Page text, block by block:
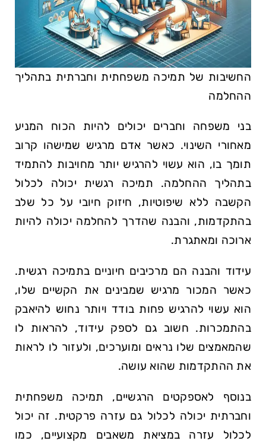
החשיבות של תמיכה משפחתית וחברתית בתהליך
ההחלמה
בני משפחה וחברים יכולים להיות הכוח המניע
מאחורי השינוי. כאשר אדם מרגיש שמישהו קרוב
תומך בו, הוא עשוי להרגיש יותר מחויבות להתמיד
בתהליך ההחלמה. תמיכה רגשית יכולה לכלול
הקשבה ללא שיפוטיות, חיזוק חיובי על כל שלב
בהתקדמות, והבנה שהדרך להחלמה יכולה להיות
ארוכה ומאתגרת.
עידוד והבנה הם מרכיבים חיוניים בתמיכה רגשית.
כאשר המכור מרגיש שמבינים את הקשיים שלו,
הוא עשוי להרגיש פחות בודד ויותר נחוש להיאבק
בהתמכרות. חשוב גם לספק עידוד, להראות לו
שהמאמצים שלו נראים ומוערכים, ולעזור לו לראות
את ההתקדמות שהוא עושה.
בנוסף לאספקטים הרגשיים, תמיכה משפחתית
וחברתית יכולה לכלול גם עזרה פרקטית. זה יכול
לכלול עזרה במציאת משאבים מקצועיים, כמו